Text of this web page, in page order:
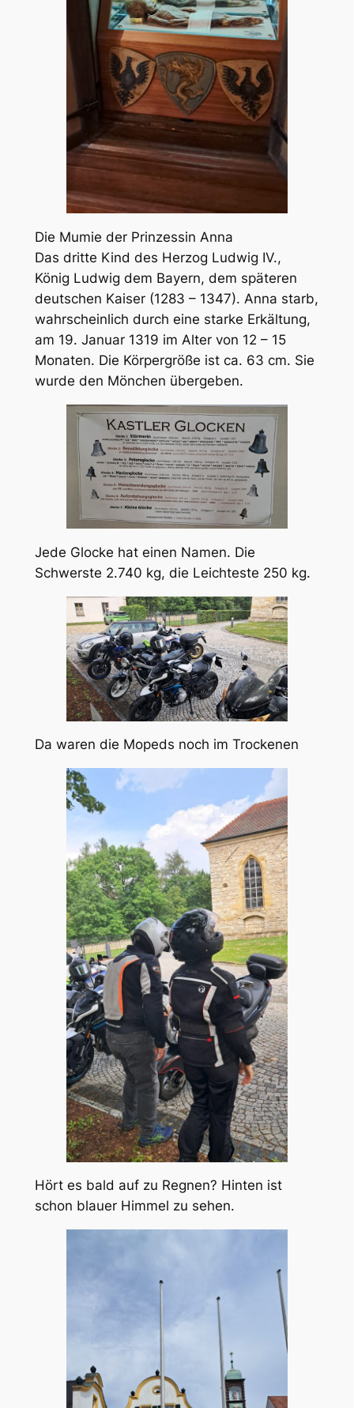
Die Mumie der Prinzessin Anna
Das dritte Kind des Herzog Ludwig IV.,
König Ludwig dem Bayern, dem späteren
deutschen Kaiser (1283 – 1347). Anna starb,
wahrscheinlich durch eine starke Erkältung,
am 19. Januar 1319 im Alter von 12 – 15
Monaten. Die Körpergröße ist ca. 63 cm. Sie
wurde den Mönchen übergeben.
Jede Glocke hat einen Namen. Die
Schwerste 2.740 kg, die Leichteste 250 kg.
Da waren die Mopeds noch im Trockenen
Hört es bald auf zu Regnen? Hinten ist
schon blauer Himmel zu sehen.